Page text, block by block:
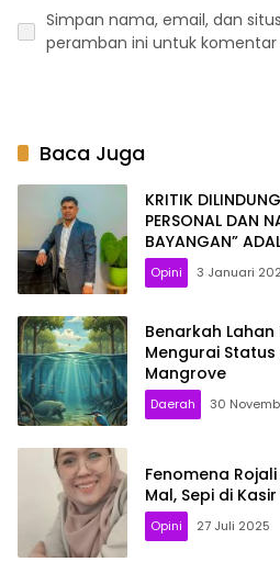
Simpan nama, email, dan
peramban ini untuk komentar
Baca Juga
KRITIK
PERSONAL DAN
BAYANGAN”
Opini 3 Januari
Benarkah
Mengurai Status
Mangrove
Daerah 30
Fenomena
Mal, Sepi di Kasir
Opini 27 Juli 2025